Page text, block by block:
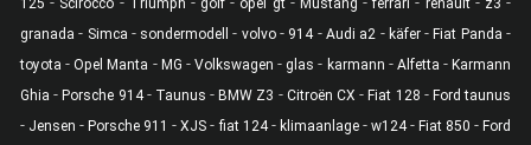
125
Scirocco Triumph golf opel gt Mustang ferrari renault z3
granada - Simca - sondermodell - volvo- 914- Audi a2 - käfer-Fiat Panda -
toyota -Opel Manta - MG - Volkswagen - glas - karmann - Alfetta -Karmann
Ghia -Porsche 914- Taunus -BMW Z3 - Citroën CX -Fiat 128 - Ford taunus
- Jensen -Porsche 911 -XJS -fiat 124- klimaanlage- w124- Fiat 850 -Ford